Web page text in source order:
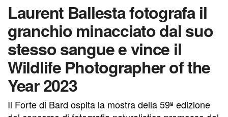
Laurent Ballesta fotografa il
granchio minacciato dal suo
stesso sangue e vince il
Wildlife Photographer of the
Year 2023
Il Forte di Bard ospita la mostra della 59ª edizione